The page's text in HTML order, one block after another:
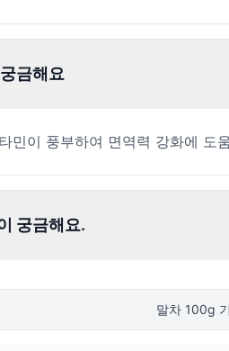
금해요
민이 풍부하여 면역력 강화에 도
궁금해요.
말차 100g